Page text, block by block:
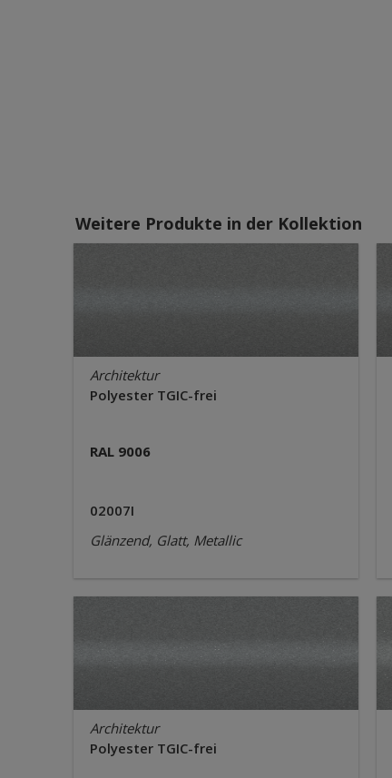
Weitere Produkte in der Kollektion
Architektur
Polyester TGIC-frei
RAL 9006
02007I
Glänzend, Glatt, Metallic
Architektur
Polyester TGIC-frei